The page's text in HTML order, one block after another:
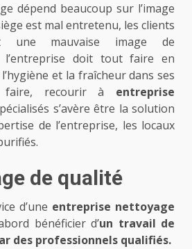
dépend beaucoup sur l’image
est mal entretenu, les clients
une mauvaise image de
l’entreprise doit tout faire en
et la fraîcheur dans ses
faire, recourir à entreprise
s’avère être la solution
de l’entreprise, les locaux
de qualité
d’une entreprise nettoyage
bénéficier d’un travail de
des professionnels qualifiés.